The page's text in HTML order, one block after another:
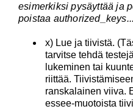
esimerkiksi pysäyttää ja
poistaa
x) Lue ja tiivistä.
tarvitse tehdä
lukeminen tai
riittää.
ranskalainen viiva.
essee-muotoista